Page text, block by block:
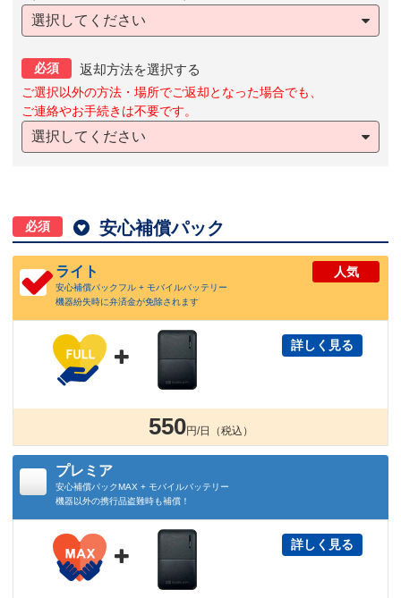
選択してください
必須 返却方法を選択する
ご選択以外の方法・場所でご返却となった場合でも、
ご連絡やお手続きは不要です。
選択してください
必須  安心補償パック
ライト
安心補償パックフル + モバイルバッテリー
機器紛失時に弁済金が免除されます
人気

詳しく見る
550円/日（税込）
プレミア
安心補償パックMAX + モバイルバッテリー
機器以外の携行品盗難時も補償！

詳しく見る